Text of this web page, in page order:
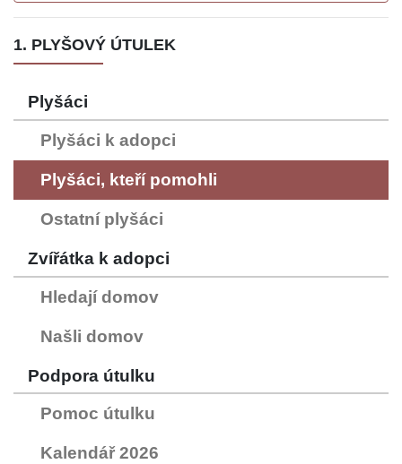
1. PLYŠOVÝ ÚTULEK
Plyšáci
Plyšáci k adopci
Plyšáci, kteří pomohli
Ostatní plyšáci
Zvířátka k adopci
Hledají domov
Našli domov
Podpora útulku
Pomoc útulku
Kalendář 2026